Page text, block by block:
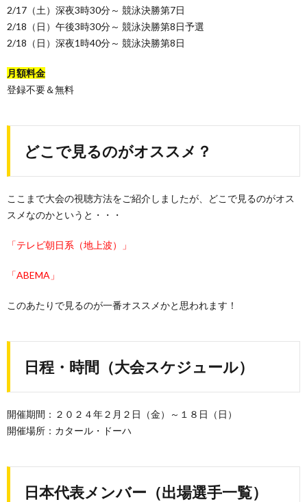
2/17（土）深夜3時30分～ 競泳決勝第7日
2/18（日）午後3時30分～ 競泳決勝第8日予選
2/18（日）深夜1時40分～ 競泳決勝第8日
月額料金
登録不要＆無料
どこで見るのがオススメ？
ここまで大会の視聴方法をご紹介しましたが、どこで見るのがオス
スメなのかというと・・・
「テレビ朝日系（地上波）」
「ABEMA」
このあたりで見るのが一番オススメかと思われます！
日程・時間（大会スケジュール）
開催期間：２０２４年２月２日（金）～１８日（日）
開催場所：カタール・ドーハ
日本代表メンバー（出場選手一覧）